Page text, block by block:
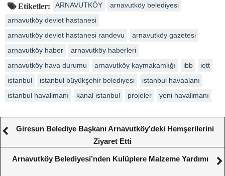
Etiketler: ARNAVUTKÖY
arnavutköy belediyesi
arnavutköy devlet hastanesi
arnavutköy devlet hastanesi randevu
arnavutköy gazetesi
arnavutköy haber
arnavutköy haberleri
arnavutköy hava durumu
arnavutköy kaymakamlığı ibb
iett
istanbul
istanbul büyükşehir belediyesi
istanbul havaalanı
istanbul havalimanı
kanal istanbul projeler yeni havalimanı
Giresun Belediye Başkanı Arnavutköy’deki Hemşerilerini
Ziyaret Etti
Arnavutköy Belediyesi’nden Kulüplere Malzeme Yardımı